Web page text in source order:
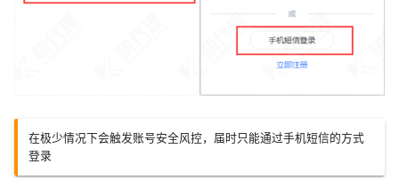
在极少情况下会触发账号安全风控，届时只能通过手机短信的方式
登录